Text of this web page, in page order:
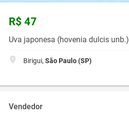
R$ 47
Uva japonesa (hovenia dulcis unb.)
Birigui, São Paulo (SP)
Vendedor